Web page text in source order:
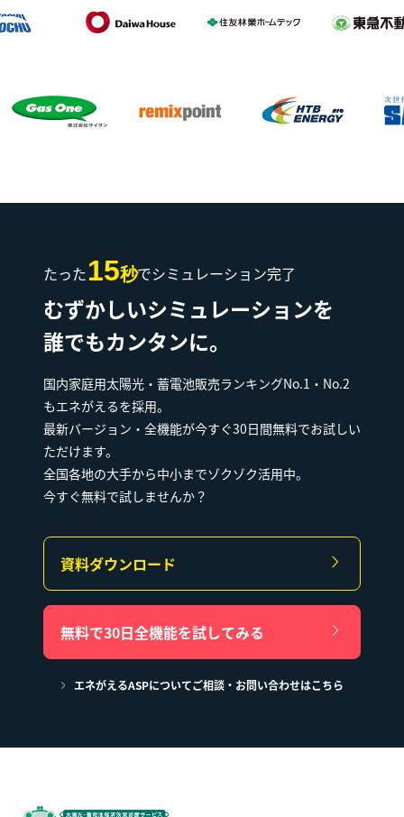
たった15秒でシミュレーション完了
むずかしいシミュレーションを
誰でもカンタンに。
国内家庭用太陽光・蓄電池販売ランキングNo.1・No.2
もエネがえるを採用。
最新バージョン・全機能が今すぐ30日間無料でお試しい
ただけます。
全国各地の大手から中小までゾクゾク活用中。
今すぐ無料で試しませんか？
資料ダウンロード
無料で30日全機能を試してみる
エネがえるASPについてご相談・お問い合わせはこちら